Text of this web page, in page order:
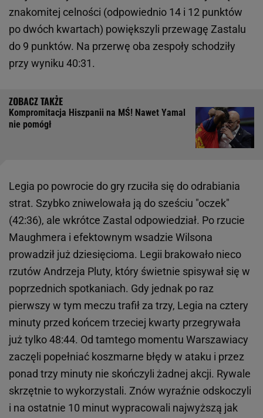
znakomitej celności (odpowiednio 14 i 12 punktów
po dwóch kwartach) powiększyli przewagę Zastalu
do 9 punktów. Na przerwę oba zespoły schodziły
przy wyniku 40:31.
Kompromitacja Hiszpanii na MŚ! Nawet Yamal
nie pomógł
Legia po powrocie do gry rzuciła się do odrabiania
strat. Szybko zniwelowała ją do sześciu "oczek"
(42:36), ale wkrótce Zastal odpowiedział. Po rzucie
Maughmera i efektownym wsadzie Wilsona
prowadził już dziesięcioma. Legii brakowało nieco
rzutów Andrzeja Pluty, który świetnie spisywał się w
poprzednich spotkaniach. Gdy jednak po raz
pierwszy w tym meczu trafił za trzy, Legia na cztery
minuty przed końcem trzeciej kwarty przegrywała
już tylko 48:44. Od tamtego momentu Warszawiacy
zaczęli popełniać koszmarne błędy w ataku i przez
ponad trzy minuty nie skończyli żadnej akcji. Rywale
skrzętnie to wykorzystali. Znów wyraźnie odskoczyli
i na ostatnie 10 minut wypracowali najwyższą jak